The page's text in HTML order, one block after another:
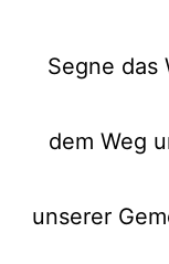
Segne das
dem Weg
unserer